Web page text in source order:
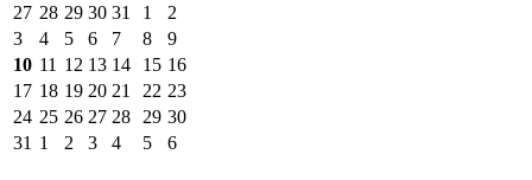
27 28 29 30 31 1
2
3
4 5 6 7 8
9
10 11 12 13 14 15 16
17 18 19 20 21 22 23
24 25 26 27 28 29 30
31 1 2 3 4 5 6